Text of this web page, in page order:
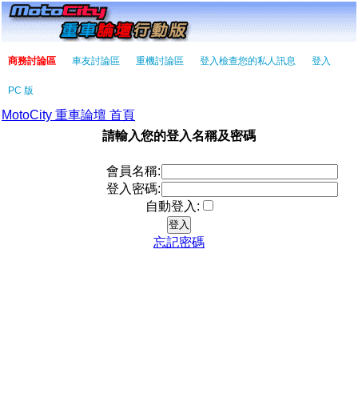
商務討論區 車友討論區 重機討論區 登入檢查您的私人訊息 登入
PC 版
MotoCity 重車論壇 首頁
請輸入您的登入名稱及密碼
會員名稱:
登入密碼:
自動登入:
忘記密碼